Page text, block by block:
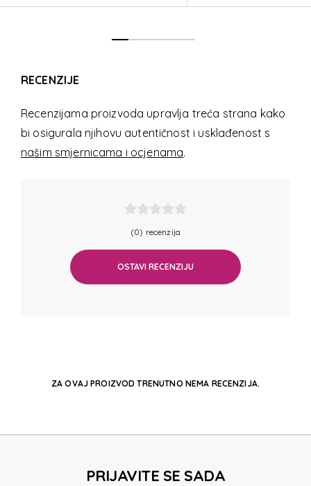
RECENZIJE
Recenzijama proizvoda upravlja treća strana kako
bi osigurala njihovu autentičnost i usklađenost s
našim smjernicama i ocjenama.
(0) recenzija
OSTAVI RECENZIJU
ZA OVAJ PROIZVOD TRENUTNO NEMA RECENZIJA.
PRIJAVITE SE SADA